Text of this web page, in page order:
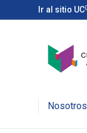
Ir al sitio UC
Nosotros